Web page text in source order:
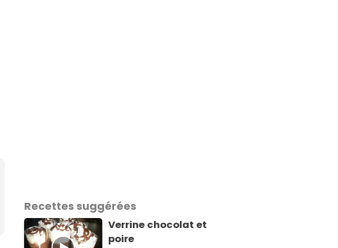
Recettes suggérées
Verrine chocolat et
poire